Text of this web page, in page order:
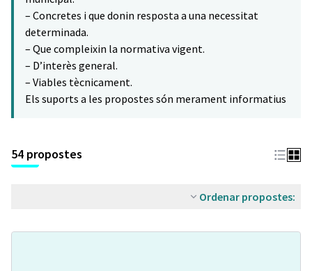
– Concretes i que donin resposta a una necessitat
determinada.
– Que compleixin la normativa vigent.
– D’interès general.
– Viables tècnicament.
Els suports a les propostes són merament informatius
54 propostes
Ordenar propostes: